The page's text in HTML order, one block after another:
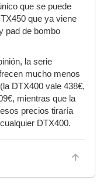
sólo con un pedal
pensando ^^
que se puede
que ya viene
pad de bombo
la serie
mucho menos
DTX400 vale 438€,
mientras que la
precios tiraría
DTX400.